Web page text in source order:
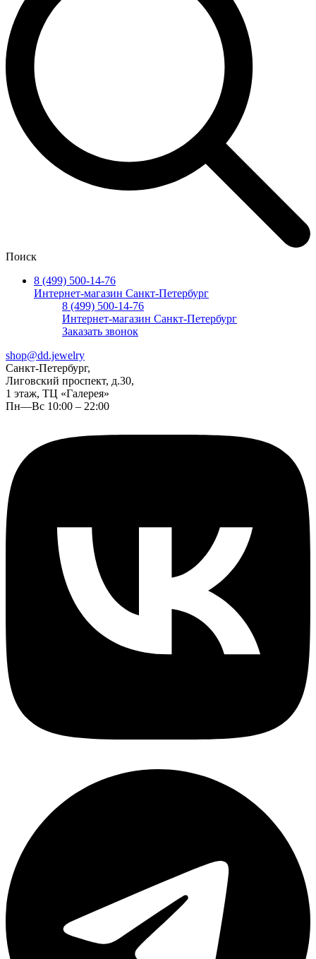
Поиск
8 (499) 500-14-76
Интернет-магазин Санкт-Петербург
8 (499) 500-14-76
Интернет-магазин Санкт-Петербург
Заказать звонок
shop@dd.jewelry
Санкт-Петербург,
Лиговский проспект, д.30,
1 этаж, ТЦ «Галерея»
Пн—Вс 10:00 – 22:00